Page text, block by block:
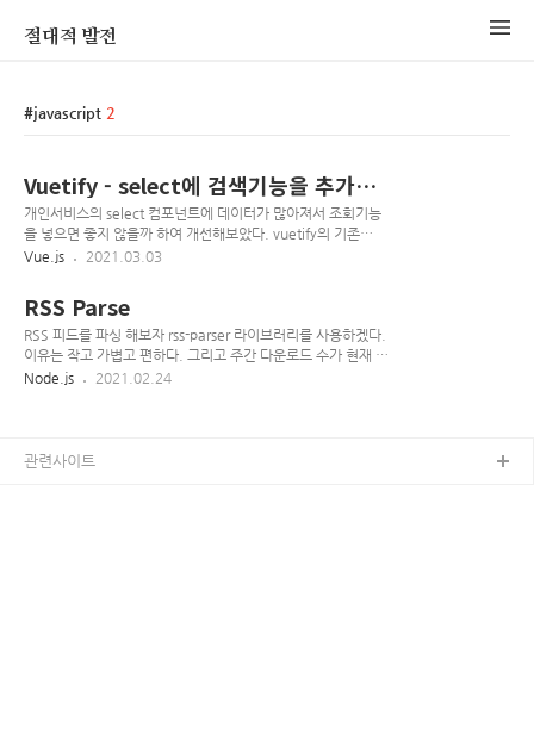
절대적 발전
javascript 2
Vuetify - select에 검색기능을 추가하
려면? autocomplete
개인서비스의 select 컴포넌트에 데이터가 많아져서 조회기능
을 넣으면 좋지 않을까 하여 개선해보았다. vuetify의 기존
select 컴포넌트는 다음과 같은데 ... ... 위와 같은 모습으로 나
수 있다. ... ... v-select 를 v-autocomplete로만 변경해주면
완료 위와 같이 검색도 되는 select 컴포넌트로 개선 가능하다.
여담 직접 만들기 전에 제공되는 api, 컴포넌트를 조회 후, 라이
브러리를 찾아보고, 그리고 없으면 구현하는게 좋다. 거인의 어
Vue.js 2021.03.03
RSS Parse
RSS 피드를 파싱 해보자 rss-parser 라이브러리를 사용하겠다.
이유는 작고 가볍고 편하다. 그리고 주간 다운로드 수가 현재 17
만을 육박한다.(등록일 기준)
npm install --save rss-parser 2. 사용 샘플로 연합뉴스의 최신
Node.js 2021.02.24
관련사이트